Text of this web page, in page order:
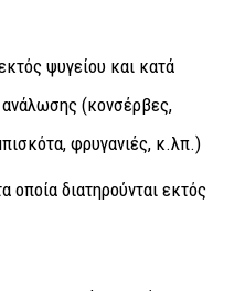
ψυγείου και κατά
ανάλωσης (κονσέρβες,
φρυγανιές, κ.λπ.)
οποία διατηρούνται εκτός